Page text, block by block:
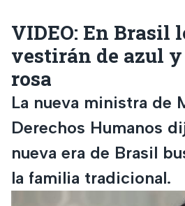
VIDEO: En Brasil
vestirán de azul
rosa
La nueva ministra de
Derechos Humanos
nueva era de Brasil
la familia tradicional.